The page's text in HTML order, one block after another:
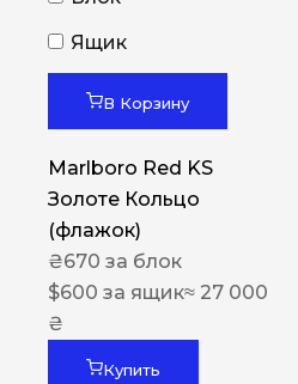
Ящик
В Корзину
Marlboro Red KS
Золоте Кольцо
(флажок)
₴670 за блок
$600 за ящик≈ 27 000
₴
Купить